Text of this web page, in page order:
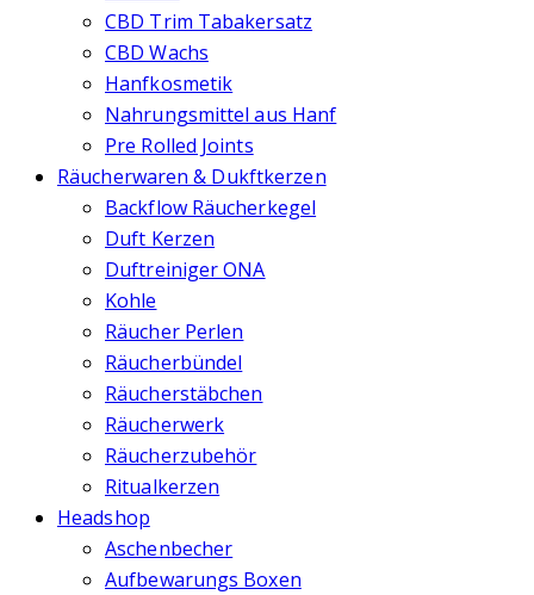
CBD Trim Tabakersatz
CBD Wachs
Hanfkosmetik
Nahrungsmittel aus Hanf
Pre Rolled Joints
Räucherwaren & Dukftkerzen
Backflow Räucherkegel
Duft Kerzen
Duftreiniger ONA
Kohle
Räucher Perlen
Räucherbündel
Räucherstäbchen
Räucherwerk
Räucherzubehör
Ritualkerzen
Headshop
Aschenbecher
Aufbewarungs Boxen